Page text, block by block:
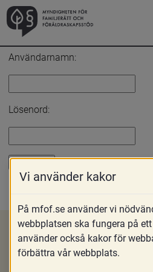
Inloggning
Användarnamn:
Lösenord:
Om MFoF
Vi använder kakor
På mfof.se använder vi
webbplatsen ska fungera på
använder också kakor för
förbättra vår webbplats.